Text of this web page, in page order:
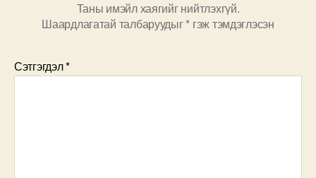
Таны имэйл хаягийг нийтлэхгүй.
Шаардлагатай талбаруудыг* гэж тэмдэглэсэн
Сэтгэгдэл*